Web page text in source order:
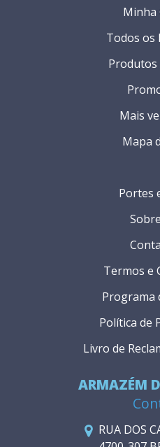
ARMAZÉM
RUA DOS
Portes
Termos e
Programa
Política de
Livro de
Minha
Todos os
Produtos
Mais
Mapa